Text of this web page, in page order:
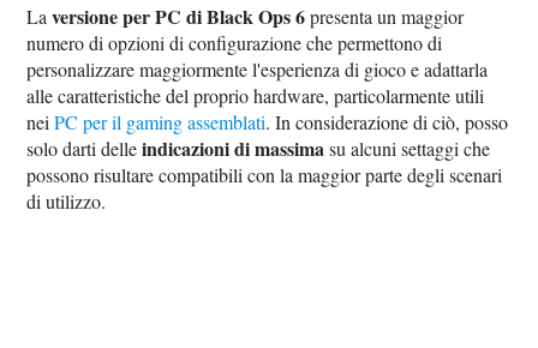
Laversione per PC di Black Ops 6presenta un maggior
numero di opzioni di configurazione che permettono di
personalizzare maggiormente l'esperienza di gioco e adattarla
alle caratteristiche del proprio hardware, particolarmente utili
neiPC per il gaming assemblati. In considerazione di ciò, posso
solo darti delleindicazioni di massimasu alcuni settaggi che
possono risultare compatibili con la maggior parte degli scenari
di utilizzo.